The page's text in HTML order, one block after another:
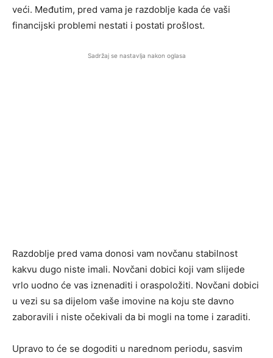
veći. Međutim, pred vama je razdoblje kada će vaši
financijski problemi nestati i postati prošlost.
Sadržaj se nastavlja nakon oglasa
Razdoblje pred vama donosi vam novčanu stabilnost
kakvu dugo niste imali. Novčani dobici koji vam slijede
vrlo uodno će vas iznenaditi i oraspoložiti. Novčani dobici
u vezi su sa dijelom vaše imovine na koju ste davno
zaboravili i niste očekivali da bi mogli na tome i zaraditi.
Upravo to će se dogoditi u narednom periodu, sasvim